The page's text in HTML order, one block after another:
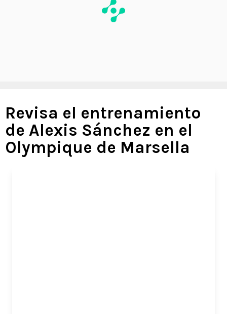
Revisa el entrenamiento
de Alexis Sánchez en el
Olympique de Marsella